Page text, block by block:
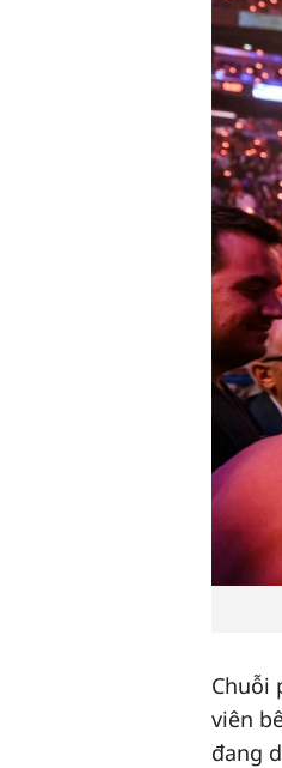
Chuỗi
viên
đang